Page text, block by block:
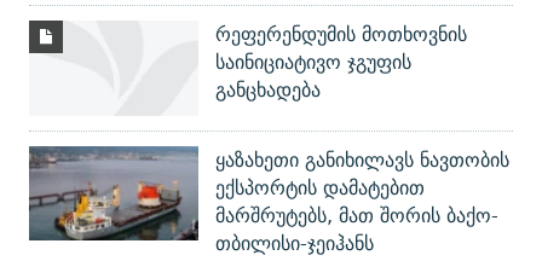
რეფერენდუმის მოთხოვნის
საინიციატივო ჯგუფის
განცხადება
ყაზახეთი განიხილავს ნავთობის
ექსპორტის დამატებით
მარშრუტებს, მათ შორის ბაქო-
თბილისი-ჯეიჰანს